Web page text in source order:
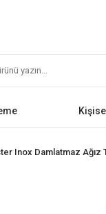
Inox Damlatmaz Ağız